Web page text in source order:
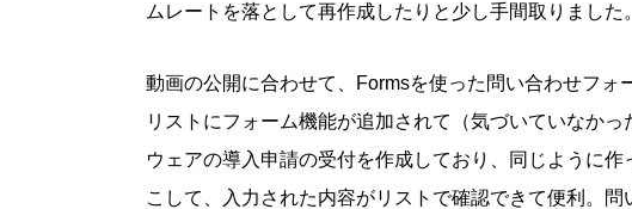
ムレートを落として再作成したりと少し手間取りまし
動画の公開に合わせて、Formsを使った問い合わせフ
リストにフォーム機能が追加されて（気づいていなか
ウェアの導入申請の受付を作成しており、同じように
こして、入力された内容がリストで確認できて便利。